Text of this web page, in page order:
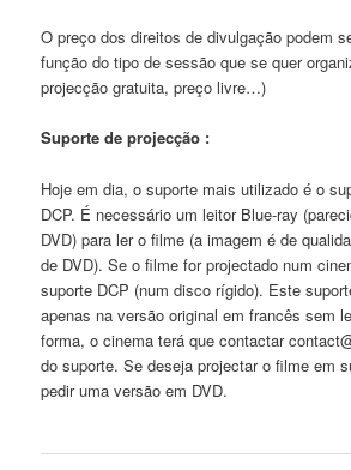
O preço dos direitos de divulgação podem
função do tipo de sessão que se quer
projecção gratuita, preço livre…)
Suporte de projecção :
Hoje em dia, o suporte mais utilizado é o
DCP. É necessário um leitor Blue-ray
DVD) para ler o filme (a imagem é de
de DVD). Se o filme for projectado num
suporte DCP (num disco rígido). Este
apenas na versão original em francês sem
forma, o cinema terá que contactar
do suporte. Se deseja projectar o filme em
pedir uma versão em DVD.